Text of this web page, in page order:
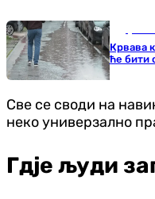
Крвава
ће бити
Све се своди на
неко универзално
Гдје људи